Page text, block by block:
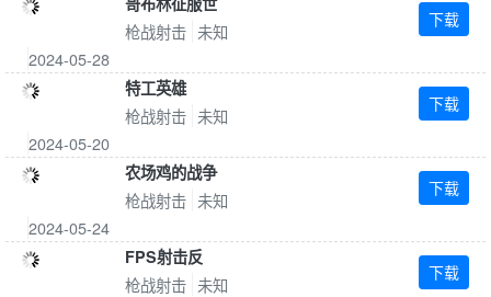
枪战射击 未知
2024-05-28
下载
特工英雄
枪战射击 未知
2024-05-20
下载
农场鸡的战争
枪战射击 未知
2024-05-24
下载
FPS射击反
枪战射击 未知
下载